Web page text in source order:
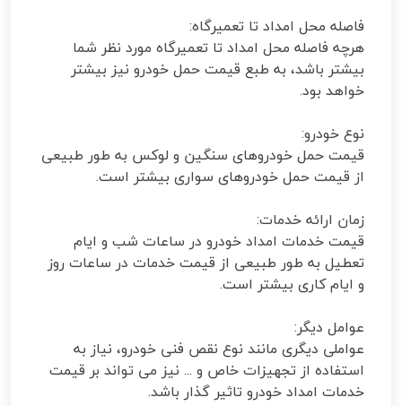
فاصله محل امداد تا تعمیرگاه:
هرچه فاصله محل امداد تا تعمیرگاه مورد نظر شما
بیشتر باشد، به طبع قیمت حمل خودرو نیز بیشتر
خواهد بود.
نوع خودرو:
قیمت حمل خودروهای سنگین و لوکس به طور طبیعی
از قیمت حمل خودروهای سواری بیشتر است.
زمان ارائه خدمات:
قیمت خدمات امداد خودرو در ساعات شب و ایام
تعطیل به طور طبیعی از قیمت خدمات در ساعات روز
و ایام کاری بیشتر است.
عوامل دیگر:
عواملی دیگری مانند نوع نقص فنی خودرو، نیاز به
استفاده از تجهیزات خاص و ... نیز می تواند بر قیمت
خدمات امداد خودرو تاثیر گذار باشد.